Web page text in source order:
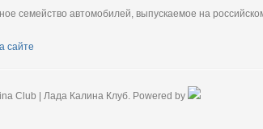
семейство автомобилей, выпускаемое на
сайте
Club | Лада Калина Клуб. Powered by